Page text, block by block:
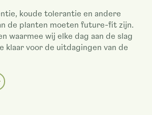
koude tolerantie en andere
de planten moeten future-fit zijn.
waarmee wij elke dag aan de slag
klaar voor de uitdagingen van de